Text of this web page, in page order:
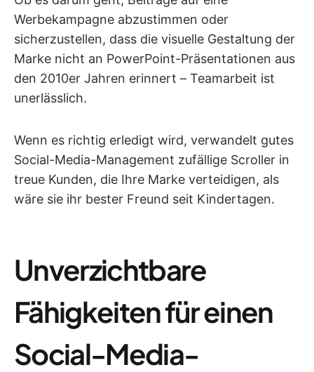
Werbekampagne abzustimmen oder
sicherzustellen, dass die visuelle Gestaltung der
Marke nicht an PowerPoint-Präsentationen aus
den 2010er Jahren erinnert – Teamarbeit ist
unerlässlich.
Wenn es richtig erledigt wird, verwandelt gutes
Social-Media-Management zufällige Scroller in
treue Kunden, die Ihre Marke verteidigen, als
wäre sie ihr bester Freund seit Kindertagen.
Unverzichtbare
Fähigkeiten für einen
Social-Media-